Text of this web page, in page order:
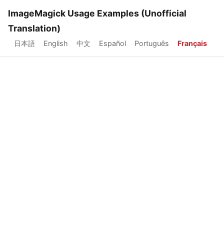
ImageMagick Usage Examples (Unofficial
Translation)
日本語 English 中文 Español Português Français